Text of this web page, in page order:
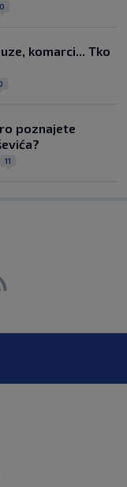
0
komarci... Tko
poznajete
11